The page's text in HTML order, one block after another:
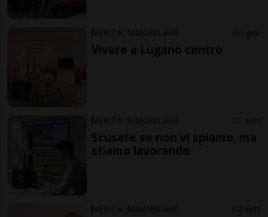
VERITÀ IMMOBILIARI 6 gior
Vivere a Lugano centro
VERITÀ IMMOBILIARI 1 sett
Scusate se non vi spiamo, ma
stiamo lavorando
VERITÀ IMMOBILIARI 2 sett